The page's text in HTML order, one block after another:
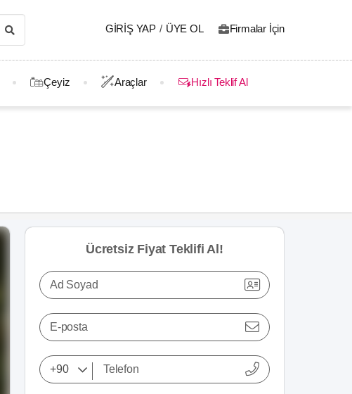
GIRIŞ YAP / ÜYE OL Firmalar İçin
Çeyiz Araçlar Hızlı Teklif Al
Ücretsiz Fiyat Teklifi Al!
Ad Soyad
E-posta